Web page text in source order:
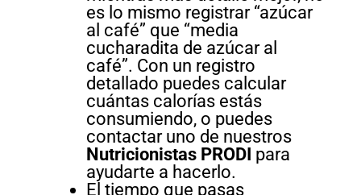
es lo mismo registrar “azúcar
al café” que “media
cucharadita de azúcar al
café”. Con un registro
detallado puedes calcular
cuántas calorías estás
consumiendo, o puedes
contactar uno de nuestros
Nutricionistas PRODI para
ayudarte a hacerlo.
El tiempo que pasas